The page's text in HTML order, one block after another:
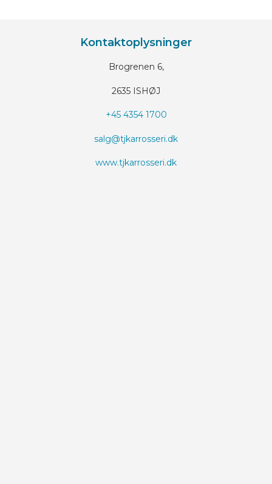
Kontaktoplysninger
Brogrenen 6,
2635 ISHØJ
+45 4354 1700
salg@tjkarrosseri.dk
www.tjkarrosseri.dk